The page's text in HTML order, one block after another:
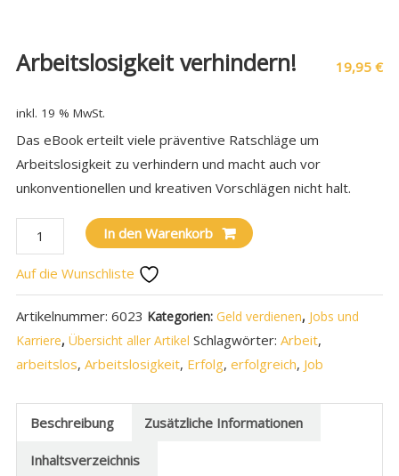
Arbeitslosigkeit verhindern! 19,95€
inkl. 19 % MwSt.
Das eBook erteilt viele präventive Ratschläge um
Arbeitslosigkeit zu verhindern und macht auch vor
unkonventionellen und kreativen Vorschlägen nicht halt.
In den Warenkorb
Auf die Wunschliste
Artikelnummer: 6023 Kategorien: Geld verdienen, Jobs und
Karriere, Übersicht aller Artikel Schlagwörter: Arbeit,
arbeitslos, Arbeitslosigkeit, Erfolg, erfolgreich, Job
Beschreibung Zusätzliche Informationen
Inhaltsverzeichnis